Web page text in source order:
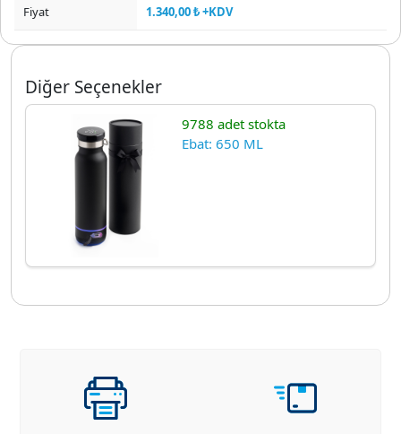
Fiyat 1.340,00 ₺ +KDV
Diğer Seçenekler
9788 adet stokta
Ebat: 650 ML